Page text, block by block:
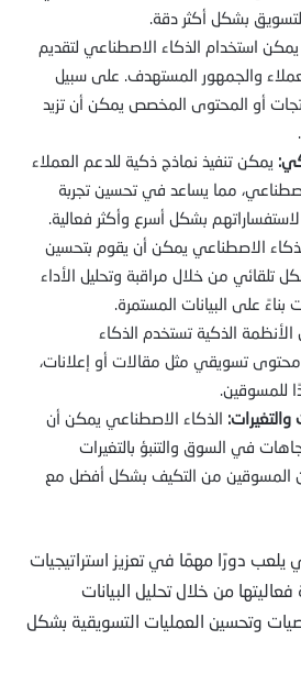
بشكل أكثر دقة.
يمكن استخدام الذكاء الاصطناعي لتقديم
والجمهور المستهدف. على سبيل
أو المحتوى المخصص يمكن أن تزيد
يمكن تنفيذ نماذج ذكية للدعم العملاء
مما يساعد في تحسين تجربة
لاستفساراتهم بشكل أسرع وأكثر فعالية.
الاصطناعي يمكن أن يقوم بتحسين
تلقائي من خلال مراقبة وتحليل الأداء
بناءً على البيانات المستمرة.
الذكية تستخدم الذكاء
تسويقي مثل مقالات أو إعلانات،
للمسوقين.
والتغيرات: الذكاء الاصطناعي يمكن أن
في السوق والتنبؤ بالتغيرات
المسوقين من التكيف بشكل أفضل مع
يلعب دورًا مهمًا في تعزيز استراتيجيات
من خلال تحليل البيانات
وتحسين العمليات التسويقية بشكل